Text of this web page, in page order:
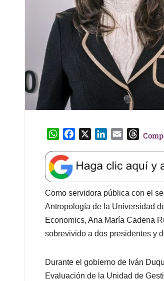
W
a
t
s
A
p
p
e
b
o
o
k
k
e
d
I
n
l
T
e
a
d
s
Como servidora pública con el
Antropología de la Universidad
Economics, Ana María Cadena
sobrevivido a dos presidentes y
Durante el gobierno de Iván
Evaluación de la Unidad de